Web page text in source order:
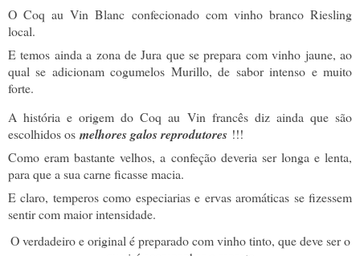
O Coq au Vin Blanc confecionado com vinho branco Riesling
local.
E temos ainda a zona de Jura que se prepara com vinho jaune, ao
qual se adicionam cogumelos Murillo, de sabor intenso e muito
forte.
A história e origem do Coq au Vin francês diz ainda que são
escolhidos os melhores galos reprodutores !!!
Como eram bastante velhos, a confeção deveria ser longa e lenta,
para que a sua carne ficasse macia.
E claro, temperos como especiarias e ervas aromáticas se fizessem
sentir com maior intensidade.
O verdadeiro e original é preparado com vinho tinto, que deve ser o